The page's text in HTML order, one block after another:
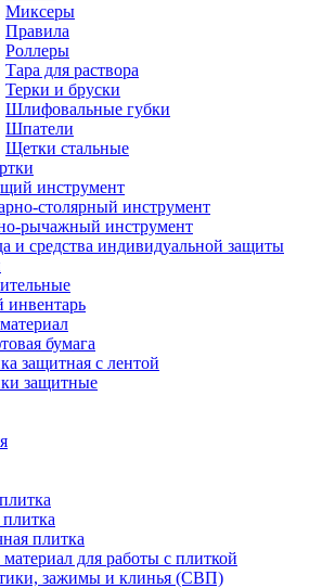
Миксеры
Правила
Роллеры
Тара для раствора
Терки и бруски
Шлифовальные губки
Шпатели
Щетки стальные
инструмент
столярный инструмент
рычажный инструмент
и средства индивидуальной защиты
бумага
защитная с лентой
защитные
плитка
для работы с плиткой
зажимы и клинья (СВП)